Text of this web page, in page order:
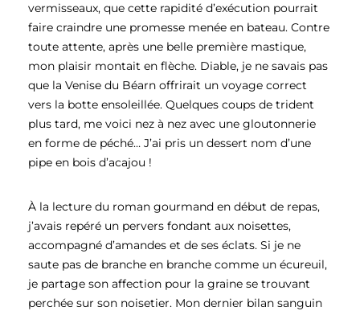
vermisseaux, que cette rapidité d’exécution pourrait
faire craindre une promesse menée en bateau. Contre
toute attente, après une belle première mastique,
mon plaisir montait en flèche. Diable, je ne savais pas
que la Venise du Béarn offrirait un voyage correct
vers la botte ensoleillée. Quelques coups de trident
plus tard, me voici nez à nez avec une gloutonnerie
en forme de péché… J’ai pris un dessert nom d’une
pipe en bois d’acajou !
À la lecture du roman gourmand en début de repas,
j’avais repéré un pervers fondant aux noisettes,
accompagné d’amandes et de ses éclats. Si je ne
saute pas de branche en branche comme un écureuil,
je partage son affection pour la graine se trouvant
perchée sur son noisetier. Mon dernier bilan sanguin